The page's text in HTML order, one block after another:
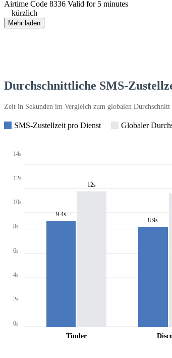
Airtime Code 8336 Valid for 5 minutes
kürzlich
Mehr laden
Durchschnittliche SMS-
Zeit in Sekunden im Vergleich zum globalen Durchschnitt
SMS-Zustellzeit pro Dienst Globaler
14s
12s
10s
8s
6s
4s
2s
0s
9.4s
12s
Tinder
8.9s